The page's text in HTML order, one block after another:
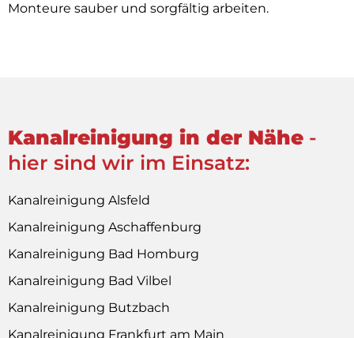
Monteure sauber und sorgfältig arbeiten.
Kanalreinigung in der Nähe -
hier sind wir im Einsatz:
Kanalreinigung Alsfeld
Kanalreinigung Aschaffenburg
Kanalreinigung Bad Homburg
Kanalreinigung Bad Vilbel
Kanalreinigung Butzbach
Kanalreinigung Frankfurt am Main